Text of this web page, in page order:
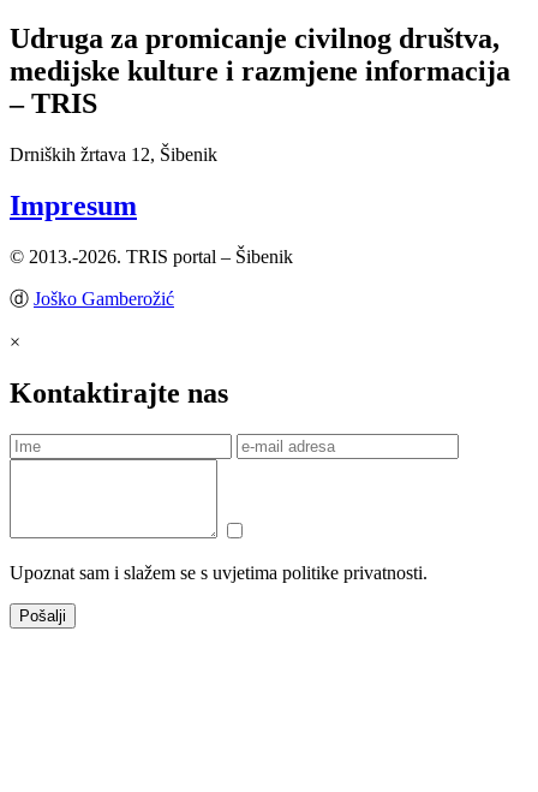
Udruga za promicanje civilnog društva,
medijske kulture i razmjene informacija
– TRIS
Drniških žrtava 12, Šibenik
Impresum
© 2013.-2026. TRIS portal – Šibenik
ⓓ Joško Gamberožić
×
Kontaktirajte nas
Upoznat sam i slažem se s uvjetima politike privatnosti.
Pošalji